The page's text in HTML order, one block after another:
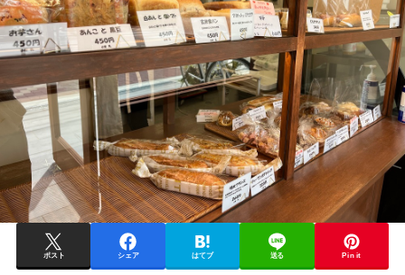
ポスト シェア はてブ 送る Pin it